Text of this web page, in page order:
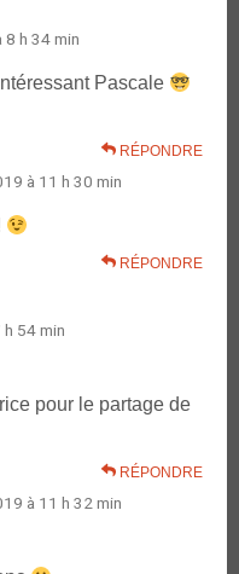
8 h 34 min
Pascale
RÉPONDRE
à 11 h 30 min
RÉPONDRE
h 54 min
pour le partage de
RÉPONDRE
à 11 h 32 min